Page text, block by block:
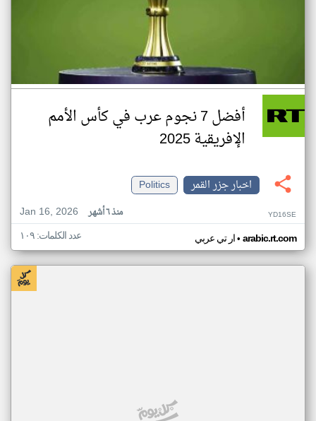
أفضل 7 نجوم عرب في كأس الأمم
الإفريقية 2025
اخبار جزر القمر
Politics
Jan 16, 2026
منذ ٦ أشهر YD16SE
ار تي عربي• arabic.rt.com عدد الكلمات: ١٠٩